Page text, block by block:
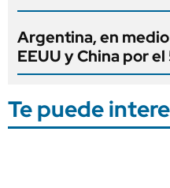
Argentina, en
EEUU y China por el
Te puede